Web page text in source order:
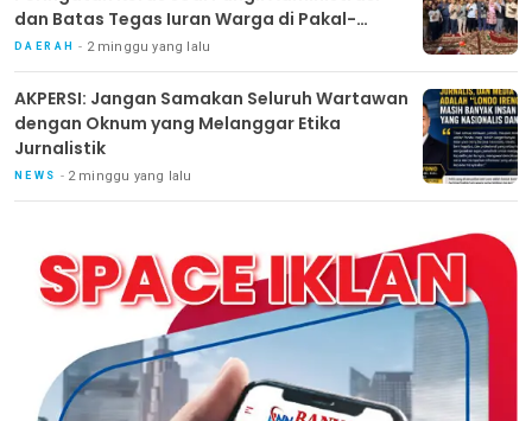
dan Batas Tegas Iuran Warga di Pakal-
Benowo
DAERAH 2 minggu yang lalu
AKPERSI: Jangan Samakan Seluruh Wartawan
dengan Oknum yang Melanggar Etika
Jurnalistik
NEWS 2 minggu yang lalu